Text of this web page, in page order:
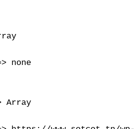
none
Array